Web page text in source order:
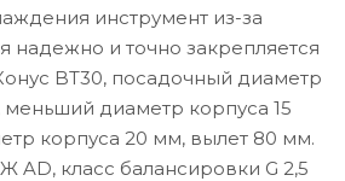
инструмент из-за
надежно и точно закрепляется
BT30, посадочный диаметр
меньший диаметр корпуса 15
корпуса 20 мм, вылет 80 мм.
класс балансировки G 2,5